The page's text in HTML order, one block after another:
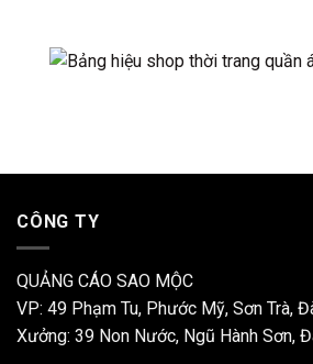
CÔNG TY
QUẢNG CÁO SAO MỘC
VP: 49 Phạm Tu, Phước Mỹ, Sơn Trà,
Xưởng: 39 Non Nước, Ngũ Hành Sơn,